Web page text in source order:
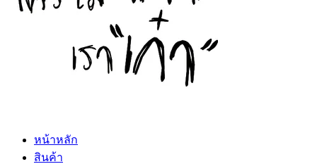
หน้าหลัก
สินค้า